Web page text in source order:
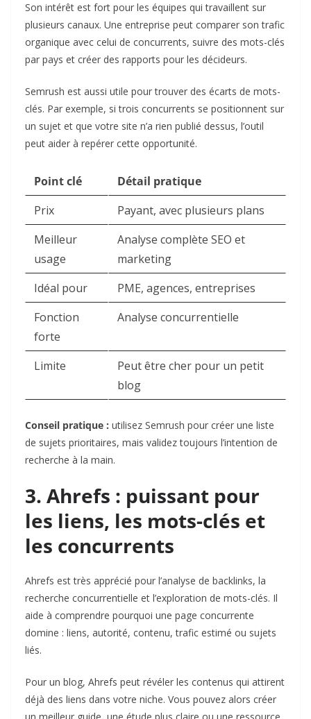
Son intérêt est fort pour les équipes qui travaillent sur
plusieurs canaux. Une entreprise peut comparer son trafic
organique avec celui de concurrents, suivre des mots-clés
par pays et créer des rapports pour les décideurs.
Semrush est aussi utile pour trouver des écarts de mots-
clés. Par exemple, si trois concurrents se positionnent sur
un sujet et que votre site n’a rien publié dessus, l’outil
peut aider à repérer cette opportunité.
Point clé
Détail pratique
Prix
Payant, avec plusieurs plans
Meilleur
usage
Analyse complète SEO et
marketing
Idéal pour
PME, agences, entreprises
Fonction
forte
Analyse concurrentielle
Limite
Peut être cher pour un petit
blog
Conseil pratique : utilisez Semrush pour créer une liste
de sujets prioritaires, mais validez toujours l’intention de
recherche à la main.
3. Ahrefs : puissant pour
les liens, les mots-clés et
les concurrents
Ahrefs est très apprécié pour l’analyse de backlinks, la
recherche concurrentielle et l’exploration de mots-clés. Il
aide à comprendre pourquoi une page concurrente
domine : liens, autorité, contenu, trafic estimé ou sujets
liés.
Pour un blog, Ahrefs peut révéler les contenus qui attirent
déjà des liens dans votre niche. Vous pouvez alors créer